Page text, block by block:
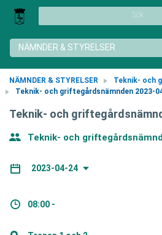
Sök
NÄMNDER & STYRELSER
NÄMNDER & STYRELSER
Teknik- och
Teknik- och griftegårdsnämnden 2023-
Teknik- och
Teknik- och
2023-04-24
08:00 -